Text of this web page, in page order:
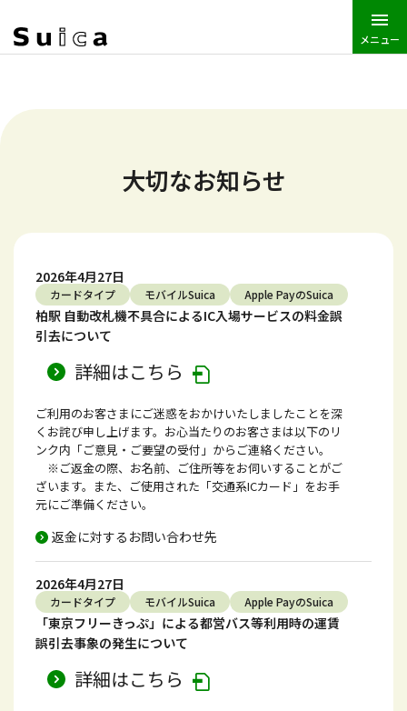
メニュー
大切なお知らせ
2026年4月27日
カードタイプ モバイルSuica Apple PayのSuica
柏駅 自動改札機不具合によるIC入場サービスの料金誤
引去について
詳細はこちら
ご利用のお客さまにご迷惑をおかけいたしましたことを深
くお詫び申し上げます。お心当たりのお客さまは以下のリ
ンク内「ご意見・ご要望の受付」からご連絡ください。
※ご返金の際、お名前、ご住所等をお伺いすることがご
ざいます。また、ご使用された「交通系ICカード」をお手
元にご準備ください。
返金に対するお問い合わせ先
2026年4月27日
カードタイプ モバイルSuica Apple PayのSuica
「東京フリーきっぷ」による都営バス等利用時の運賃
誤引去事象の発生について
詳細はこちら